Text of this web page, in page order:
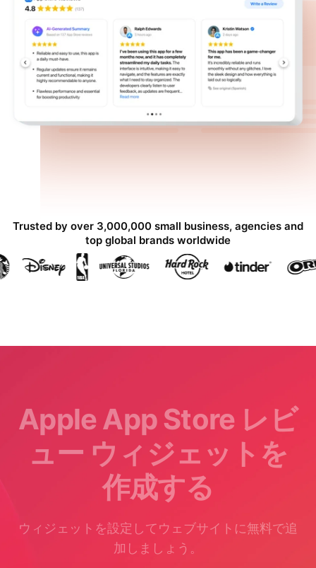
Trusted by over 3,000,000 small business, agencies and
top global brands worldwide
Apple App Store レビ
ュー ウィジェットを
作成する
ウィジェットを設定してウェブサイトに無料で追
加しましょう。